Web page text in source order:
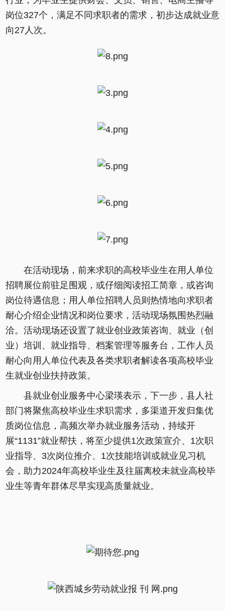
岗位327个，满足不同求职者的需求，初步达成就业意
向27人次。
在活动现场，前来求职的高校毕业生在用人单位
招聘展位前驻足围观，或仔细阅读招工简章，或咨询
岗位待遇信息；用人单位招聘人员则热情地向求职者
耐心介绍企业情况和岗位要求，活动现场氛围热烈融
洽。活动现场还设置了就业创业政策咨询、就业（创
业）培训、就业指导、档案管理等服务台，工作人员
耐心向用人单位代表及各类求职者解读各项高校毕业
生就业创业扶持政策。
县就业创业服务中心梁瑛表示，下一步，县人社
部门将聚焦高校毕业生求职需求，多渠道开发归集优
质岗位信息，高频次举办就业服务活动，持续开
展“1131”就业帮扶，将至少提供1次政策宣介、1次职
业指导、3次岗位推介、1次技能培训或就业见习机
会，助力2024年高校毕业生及往届离校未就业高校毕
业生等青年群体尽早实现高质量就业。